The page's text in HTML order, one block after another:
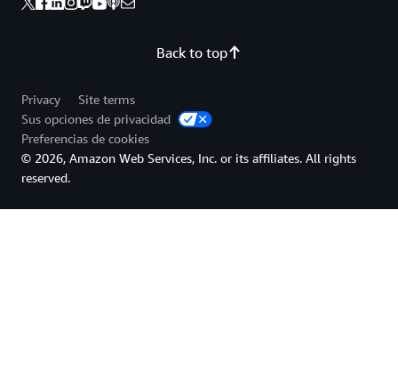
Back to top
Privacy
Site terms
Sus opciones de privacidad
Preferencias de cookies
© 2026, Amazon Web Services, Inc. or its affiliates. All rights
reserved.